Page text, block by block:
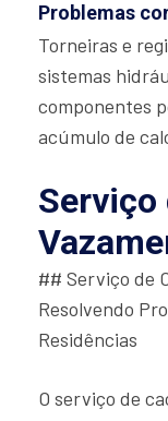
Problemas
Torneiras e
sistemas
componentes
acúmulo de
Serviço
## Serviço de
Resolvendo
Residências
O serviço de